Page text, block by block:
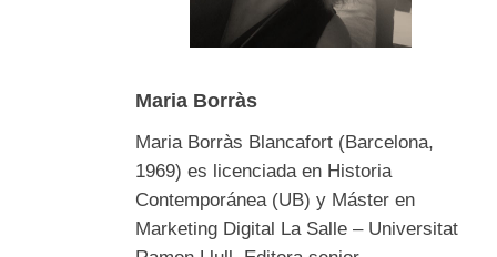
Maria Borràs
Maria Borràs Blancafort (Barcelona,
1969) es licenciada en Historia
Contemporánea (UB) y Máster en
Marketing Digital La Salle – Universitat